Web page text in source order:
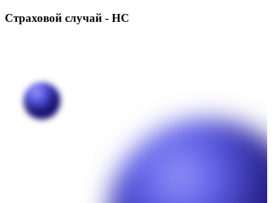
Страховой случай - НС